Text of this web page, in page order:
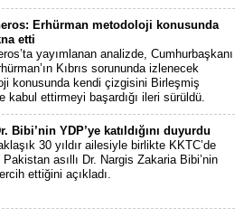
Erhürman metodoloji konusunda
etti
yayımlanan analizde, Cumhurbaşkanı
Kıbrıs sorununda izlenecek
konusunda kendi çizgisini Birleşmiş
kabul ettirmeyi başardığı ileri sürüldü.
Bibi’nin YDP’ye katıldığını duyurdu
30 yıldır ailesiyle birlikte KKTC’de
asıllı Dr. Nargis Zakaria Bibi’nin
ettiğini açıkladı.